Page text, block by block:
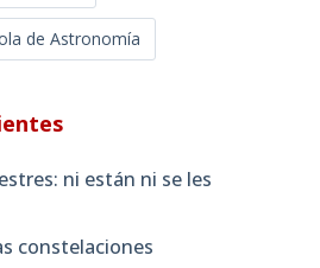
de Astronomía
ni están ni se les
constelaciones